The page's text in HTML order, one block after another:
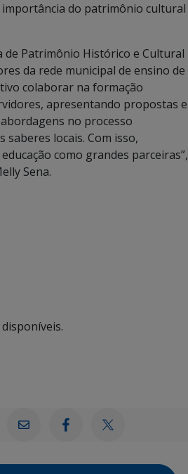
do patrimônio cultural
de Patrimônio Histórico e Cultural
da rede municipal de ensino de
colaborar na formação
apresentando propostas e
no processo
saberes locais. Com isso,
como grandes parceiras”,
Sena.